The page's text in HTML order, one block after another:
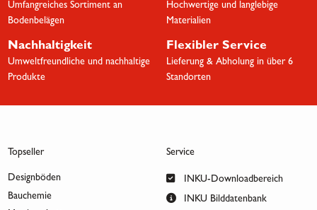
Umfangreiches Sortiment an
Bodenbelägen
Hochwertige und langlebige
Materialien
Nachhaltigkeit
Umweltfreundliche und nachhaltige
Produkte
Flexibler Service
Lieferung & Abholung in über 6
Standorten
Topseller
Designböden
Bauchemie
Service
INKU-Downloadbereich
INKU Bilddatenbank